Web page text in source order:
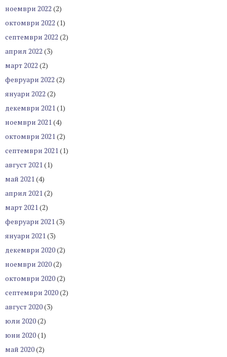
ноември 2022 (2)
октомври 2022 (1)
септември 2022 (2)
април 2022 (3)
март 2022 (2)
февруари 2022 (2)
януари 2022 (2)
декември 2021(1)
ноември 2021(4)
октомври 2021(2)
септември 2021(1)
август 2021(1)
май 2021(4)
април 2021(2)
март 2021(2)
февруари 2021(3)
януари 2021(3)
декември 2020(2)
ноември 2020(2)
октомври 2020(2)
септември 2020(2)
август 2020(3)
юли 2020(2)
юни 2020(1)
май 2020(2)